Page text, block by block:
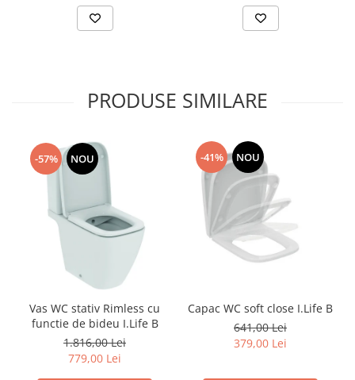
PRODUSE SIMILARE
-57% NOU
Vas WC stativ Rimless cu
functie de bideu I.Life B
1.816,00 Lei
779,00 Lei
-41% NOU
Capac WC soft close I.Life B
641,00 Lei
379,00 Lei